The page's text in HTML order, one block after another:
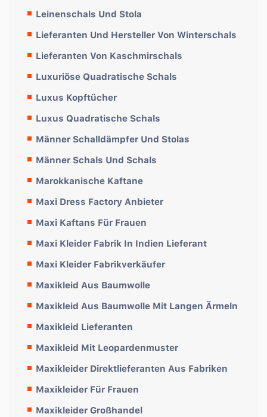
Leinenschals Und Stola
Lieferanten Und Hersteller Von Winterschals
Lieferanten Von Kaschmirschals
Luxuriöse Quadratische Schals
Luxus Kopftücher
Luxus Quadratische Schals
Männer Schalldämpfer Und Stolas
Männer Schals Und Schals
Marokkanische Kaftane
Maxi Dress Factory Anbieter
Maxi Kaftans Für Frauen
Maxi Kleider Fabrik In Indien Lieferant
Maxi Kleider Fabrikverkäufer
Maxikleid Aus Baumwolle
Maxikleid Aus Baumwolle Mit Langen Ärmeln
Maxikleid Lieferanten
Maxikleid Mit Leopardenmuster
Maxikleider Direktlieferanten Aus Fabriken
Maxikleider Für Frauen
Maxikleider Großhandel